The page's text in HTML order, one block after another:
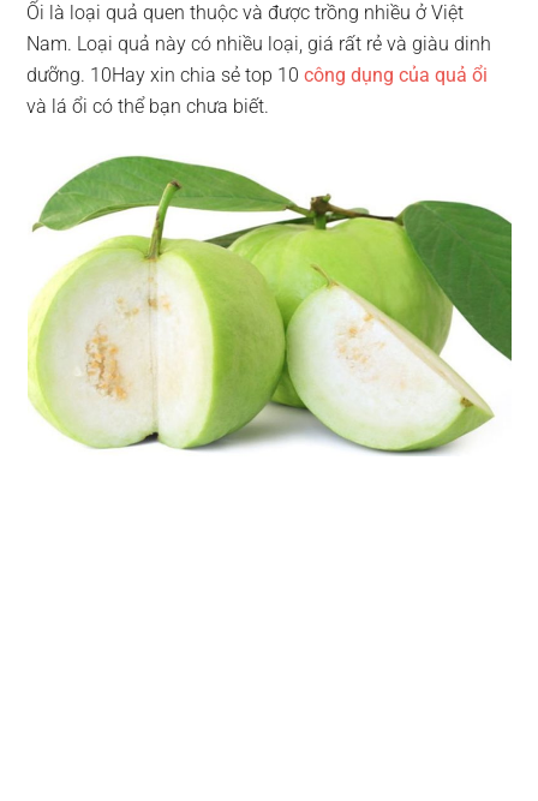
Ổi là loại quả quen thuộc và được trồng nhiều ở Việt
Nam. Loại quả này có nhiều loại, giá rất rẻ và giàu dinh
dưỡng. 10Hay xin chia sẻ top 10công dụng của quả ổi
và lá ổi có thể bạn chưa biết.